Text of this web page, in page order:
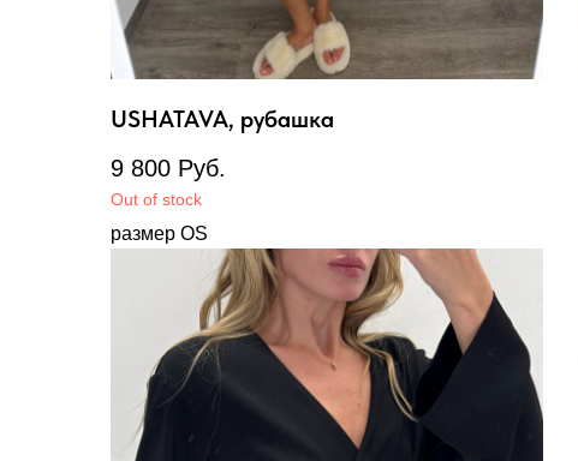
USHATAVA, рубашка
9 800 Руб.
Out of stock
размер OS